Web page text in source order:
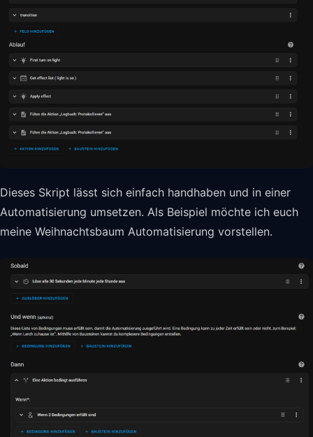
Dieses Skript lässt sich einfach handhaben und in einer
Automatisierung umsetzen. Als Beispiel möchte ich euch
meine Weihnachtsbaum Automatisierung vorstellen.